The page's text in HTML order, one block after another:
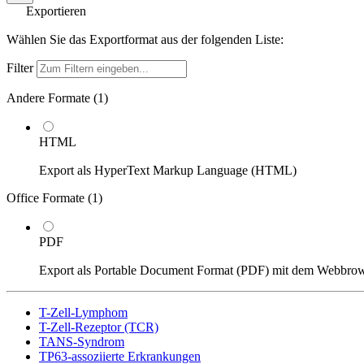
Exportieren
Wählen Sie das Exportformat aus der folgenden Liste:
Filter
Andere Formate (1)
HTML
Export als HyperText Markup Language (HTML)
Office Formate (1)
PDF
Export als Portable Document Format (PDF) mit dem
T-Zell-Lymphom
T-Zell-Rezeptor (TCR)
TANS-Syndrom
TP63-assoziierte Erkrankungen